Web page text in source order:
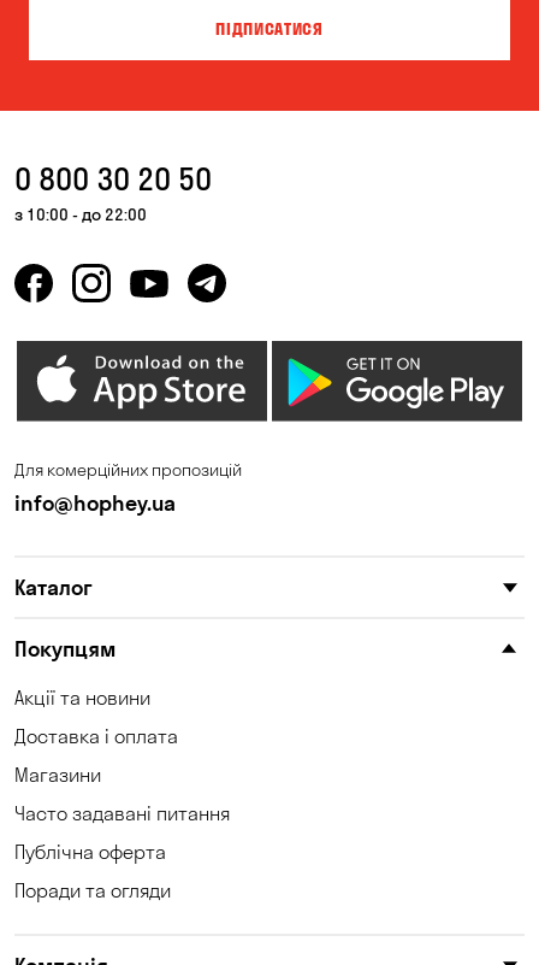
ПІДПИСАТИСЯ
0 800 30 20 50
з 10:00 - до 22:00
Для комерційних пропозицій
info@hophey.ua
Каталог
Покупцям
Акції та новини
Доставка і оплата
Магазини
Часто задавані питання
Публічна оферта
Поради та огляди